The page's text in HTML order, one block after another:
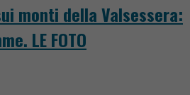
monti della Valsessera:
LE FOTO